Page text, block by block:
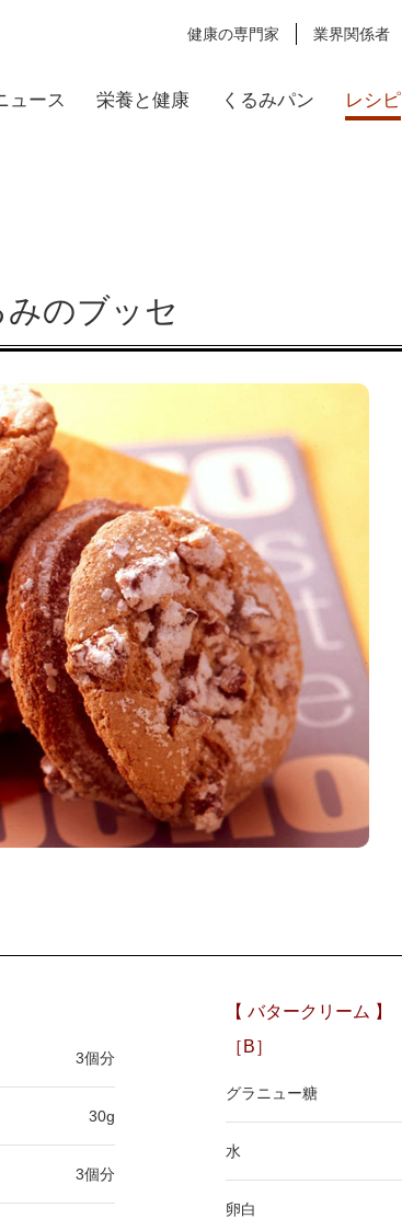
健康の専門家 業界関係者
ュース 栄養と健康 くるみパン レシピ
のブッセ
3個分
30g
3個分
【 バタークリーム 】
［B］
グラニュー糖
水
卵白